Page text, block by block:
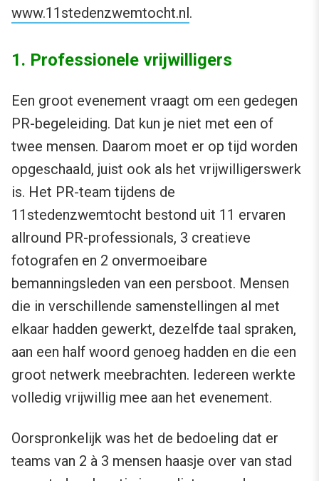
www.11stedenzwemtocht.nl.
1. Professionele vrijwilligers
Een groot evenement vraagt om een gedegen
PR-begeleiding. Dat kun je niet met een of
twee mensen. Daarom moet er op tijd worden
opgeschaald, juist ook als het vrijwilligerswerk
is. Het PR-team tijdens de
11stedenzwemtocht bestond uit 11 ervaren
allround PR-professionals, 3 creatieve
fotografen en 2 onvermoeibare
bemanningsleden van een persboot. Mensen
die in verschillende samenstellingen al met
elkaar hadden gewerkt, dezelfde taal spraken,
aan een half woord genoeg hadden en die een
groot netwerk meebrachten. Iedereen werkte
volledig vrijwillig mee aan het evenement.
Oorspronkelijk was het de bedoeling dat er
teams van 2 à 3 mensen haasje over van stad